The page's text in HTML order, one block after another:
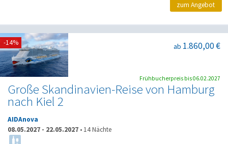
zum Angebot
Große Skandinavien-Reise von Hamburg
nach Kiel 2
ab 1.860,00 €
AIDAnova
08.05.2027 - 22.05.2027 • 14 Nächte
-14%
Frühbucherpreis bis 06.02.2027